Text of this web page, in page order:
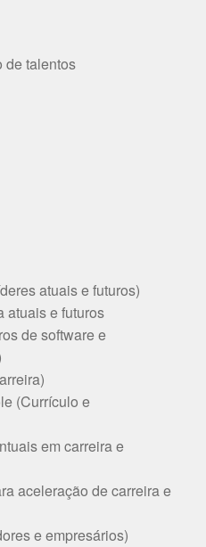
de talentos
atuais e futuros)
atuais e futuros
de software e
(Currículo e
em carreira e
aceleração de carreira e
e empresários)